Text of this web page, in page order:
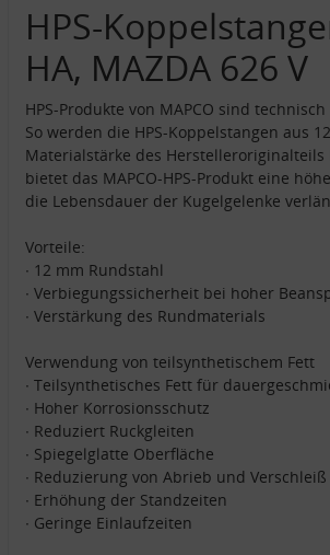
HPS-
HA, MAZDA 626 V
HPS-Produkte von MAPCO sind
So werden die HPS-Koppelstangen aus
Materialstärke des
bietet das MAPCO-HPS-Produkt eine
die Lebensdauer der Kugelgelenke
Vorteile:
∙ 12 mm Rundstahl
∙ Verbiegungssicherheit bei hoher
∙ Verstärkung des Rundmaterials
Verwendung von teilsynthetischem Fett
∙ Teilsynthetisches Fett für
∙ Hoher Korrosionsschutz
∙ Reduziert Ruckgleiten
∙ Spiegelglatte Oberfläche
∙ Reduzierung von Abrieb und Verschleiß
∙ Erhöhung der Standzeiten
∙ Geringe Einlaufzeiten